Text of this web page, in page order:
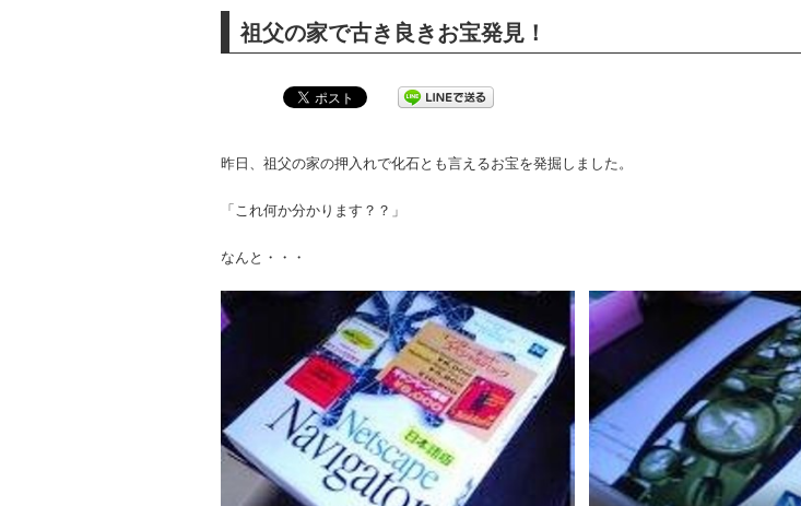
祖父の家で古き良きお宝発見！
昨日、祖父の家の押入れで化石とも言えるお宝を発掘しました。
「これ何か分かります？？」
なんと・・・